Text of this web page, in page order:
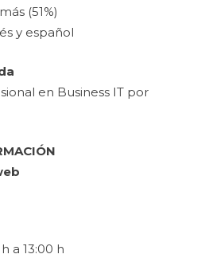
(51%)
y español
en Business IT por
a 13:00 h